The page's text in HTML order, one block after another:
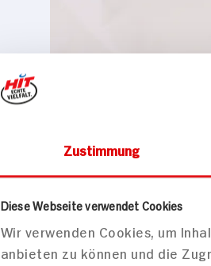
Zustimmung
Diese Webseite verwendet Cookies
Wir verwenden Cookies, um
anbieten zu können und die
Getränke &
Bad